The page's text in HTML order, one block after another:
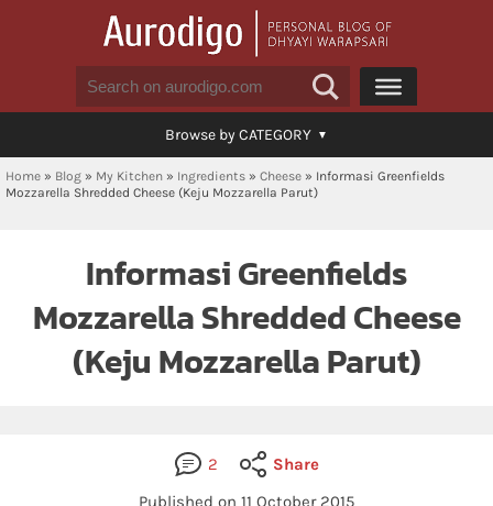
Browse by CATEGORY
Home » Blog » My Kitchen » Ingredients » Cheese » Informasi Greenfields
Mozzarella Shredded Cheese (Keju Mozzarella Parut)
Informasi Greenfields
Mozzarella Shredded Cheese
(Keju Mozzarella Parut)
2
Share
Published on 11 October 2015